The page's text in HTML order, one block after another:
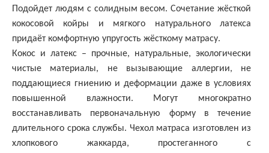
Подойдет людям с солидным весом. Сочетание жёсткой
кокосовой койры и мягкого натурального латекса
придаёт комфортную упругость жёсткому матрасу.
Кокос и латекс – прочные, натуральные, экологически
чистые материалы, не вызывающие аллергии, не
поддающиеся гниению и деформации даже в условиях
повышенной влажности. Могут многократно
восстанавливать первоначальную форму в течение
длительного срока службы. Чехол матраса изготовлен из
хлопкового жаккарда, простеганного с